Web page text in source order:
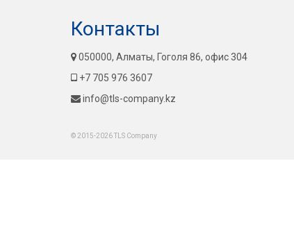
Контакты
050000, Алматы, Гоголя 86, офис 304
+7 705 976 3607
info@tls-company.kz
© 2015-2026 TLS Company